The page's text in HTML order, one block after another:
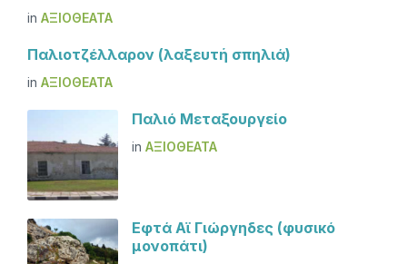
in ΑΞΙΟΘΈΑΤΑ
Παλιοτζέλλαρον (λαξευτή σπηλιά)
in ΑΞΙΟΘΈΑΤΑ
Παλιό Μεταξουργείο
in ΑΞΙΟΘΈΑΤΑ
Εφτά Αϊ Γιώργηδες (φυσικό
μονοπάτι)